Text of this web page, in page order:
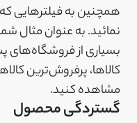
همچنین به فیلترهایی
نمائید. به عنوان مثال
بسیاری از فروشگاه‌های
کالاها، پرفروش‌ترین
مشاهده کنید.
گستردگی محصول